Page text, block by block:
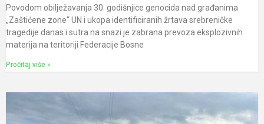
Povodom obilježavanja 30. godišnjice genocida nad građanima
„Zaštićene zone“ UN i ukopa identificiranih žrtava srebreničke
tragedije danas i sutra na snazi je zabrana prevoza eksplozivnih
materija na teritoriji Federacije Bosne
Pročitaj više »